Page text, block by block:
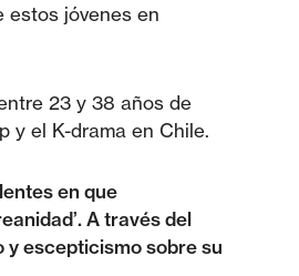
estos jóvenes en
23 y 38 años de
y el K-drama en Chile.
en que
A través del
y escepticismo sobre su